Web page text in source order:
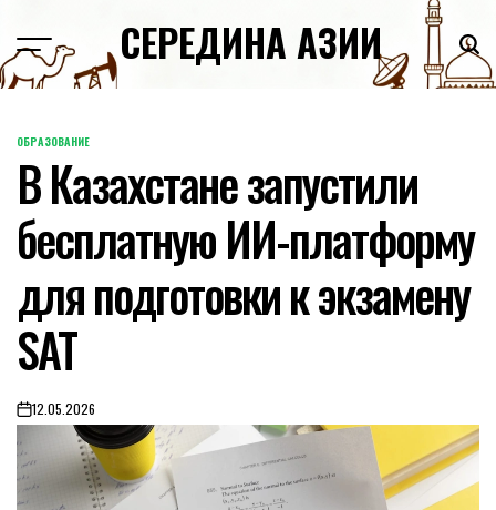
content
СЕРЕДИНА АЗИИ
POSTED
IN
ОБРАЗОВАНИЕ
В Казахстане запустили
бесплатную ИИ-платформу
для подготовки к экзамену
SAT
on12.05.2026